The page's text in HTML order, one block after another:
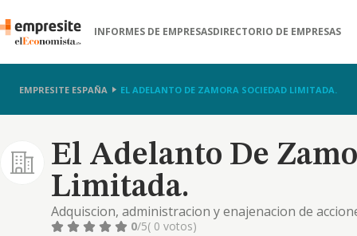
INFORMES DE EMPRESASDIRECTORIO DE EMPRESAS
EMPRESITE ESPAÑA EL ADELANTO DE ZAMORA SOCIEDAD LIMITADA.
El Adelanto De
Limitada.
Adquiscion, administracion y enajenacion de
fija, variable. compra, venta, permuta de bienes
0/5( 0 votos)